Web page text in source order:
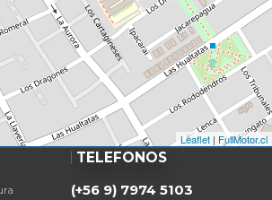
Leaflet | FullMotor.cl
TELÉFONOS
(+56 9) 7974 5103